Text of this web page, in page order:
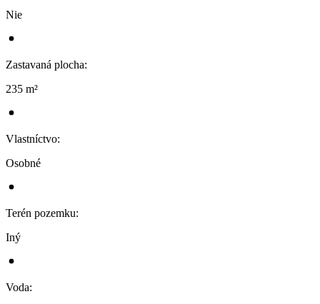
Nie
Zastavaná plocha:
235 m²
Vlastníctvo:
Osobné
Terén pozemku:
Iný
Voda: